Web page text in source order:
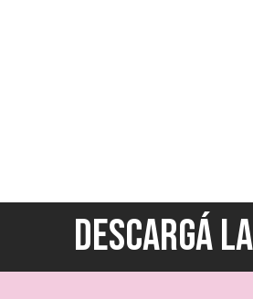
DESCARGÁ